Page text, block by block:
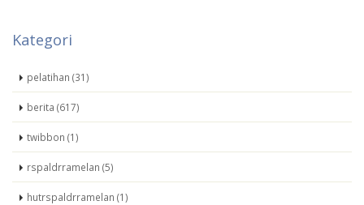
Kategori
pelatihan (31)
berita (617)
twibbon (1)
rspaldrramelan (5)
hutrspaldrramelan (1)